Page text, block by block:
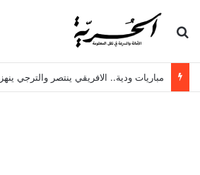
بحث عن
مباريات ودية.. الافريقي ينتصر والترجي